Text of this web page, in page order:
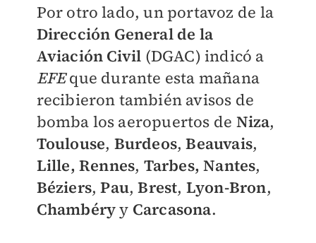
Por otro lado, un portavoz de la
Dirección General de la
Aviación Civil (DGAC) indicó a
EFEque durante esta mañana
recibieron también avisos de
bomba los aeropuertos de Niza,
Toulouse, Burdeos,Beauvais,
Lille, Rennes, Tarbes, Nantes,
Béziers,Pau,Brest, Lyon-Bron,
Chambéryy Carcasona.